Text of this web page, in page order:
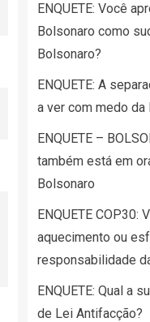
ENQUETE: Você
Bolsonaro como
Bolsonaro?
ENQUETE: A
a ver com medo da
ENQUETE –
também está em
Bolsonaro
ENQUETE COP30:
aquecimento ou
responsabilidade
ENQUETE: Qual a
de Lei Antifacção?